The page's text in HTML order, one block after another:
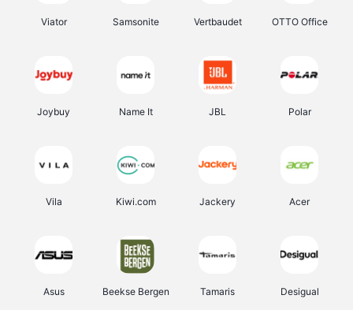
Viator Samsonite Vertbaudet OTTO Office
Joybuy Name It JBL Polar
Vila Kiwi.com Jackery Acer
Asus Beekse Bergen Tamaris Desigual